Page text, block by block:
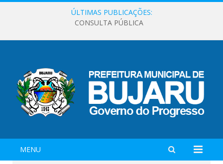
ÚLTIMAS PUBLICAÇÕES:
CONSULTA PÚBLICA
MENU